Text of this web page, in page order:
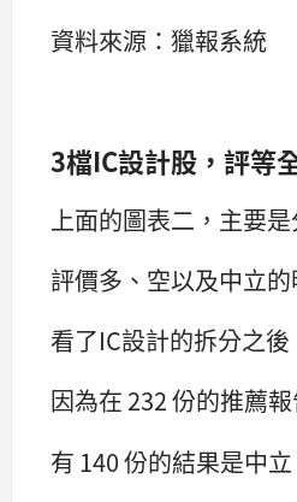
資料來源：獵報系統
3檔IC設計股，評等
上面的圖表二，主要
評價多、空以及中立
看了IC設計的拆分之
因為在 232 份的推薦
有 140 份的結果是中立